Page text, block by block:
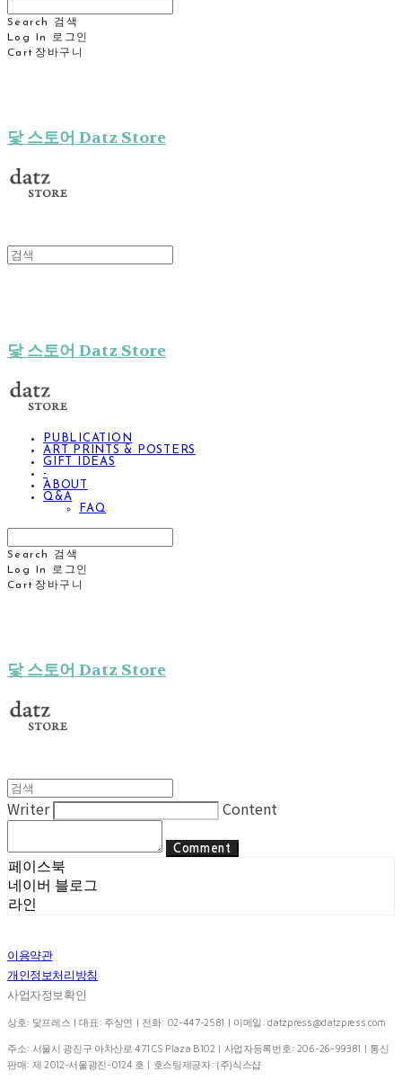
Search
검색
Log In
로그인
Cart 장바구니
닻 스토어 Datz Store
닻 스토어 Datz Store
PUBLICATION
ART PRINTS & POSTERS
GIFT IDEAS
-
ABOUT
Q&A
FAQ
Search
검색
Log In
로그인
Cart 장바구니
닻 스토어 Datz Store
Writer Content
Comment
페이스북
네이버 블로그
라인
이용약관
개인정보처리방침
사업자정보확인
상호: 닻프레스 | 대표: 주상연 | 전화: 02-447-2581 | 이메일:datzpress@datzpress.com
주소: 서울시 광진구 아차산로 471 CS Plaza B102 | 사업자등록번호: 206-26-99381 | 통신
판매: 제 2012-서울광진-0124 호 | 호스팅제공자: (주)식스샵